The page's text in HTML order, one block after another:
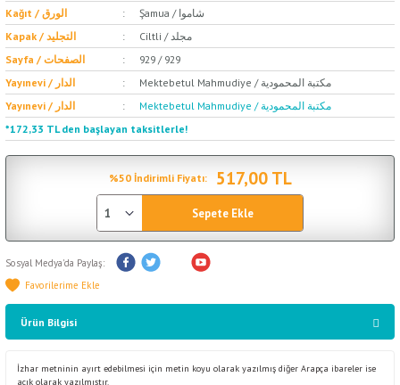
Kağıt / الورق
Şamua / شاموا
Kapak / التجليد
Ciltli / مجلد
Sayfa / الصفحات
929 / 929
Yayınevi / الدار
Mektebetul Mahmudiye / مكتبة المحمودية
Yayınevi / الدار
Mektebetul Mahmudiye / مكتبة المحمودية
*172,33 TL den başlayan taksitlerle!
%50 İndirimli Fiyatı: 517,00 TL
Sepete Ekle
Sosyal Medya'da Paylaş:
Ürün Bilgisi
İzhar metninin ayırt edebilmesi için metin koyu olarak yazılmış diğer Arapça ibareler ise
açık olarak yazılmıştır.